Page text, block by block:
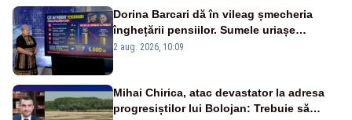
Dorina Barcari dă în vileag șmecheria
înghețării pensiilor. Sumele uriașe
pierdute de fiecare român
2 aug. 2026, 10:09
Mihai Chirica, atac devastator la adresa
progresiștilor lui Bolojan: Trebuie să